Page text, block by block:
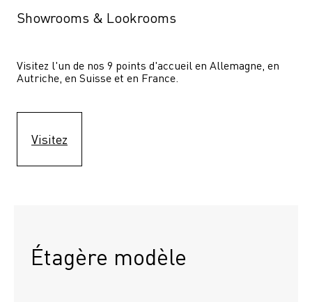
Showrooms & Lookrooms
Visitez l'un de nos 9 points d'accueil en Allemagne, en
Autriche, en Suisse et en France.
Visitez
Étagère modèle